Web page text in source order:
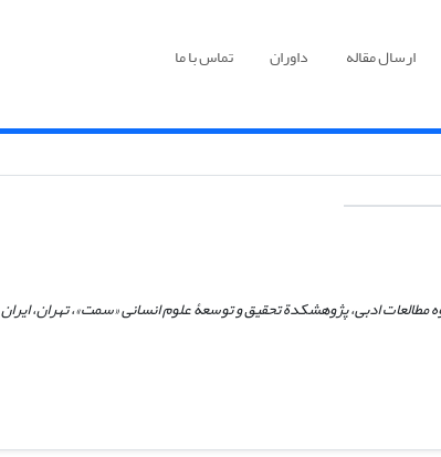
ارسال مقاله داوران تماس با ما
مطالعات ادبی، پژوهشکدة تحقیق و توسعۀ علوم انسانی «سمت»، تهران، ایران